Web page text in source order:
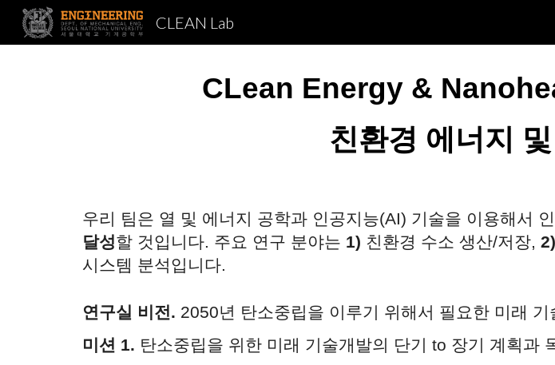
CLEAN Lab
CLean Energy &
친환경 에너지
우리 팀은 열 및 에너지 공학과 인공지능(AI) 기술을 이용해서
달성할것입니다. 주요 연구 분야는 1) 친환경 수소 생산/저장, 2)
시스템 분석입니다.
연구실 비전. 2050년 탄소중립을 이루기 위해서 필요한 미래
미션 1. 탄소중립을 위한 미래 기술개발의 단기 to 장기 계획과